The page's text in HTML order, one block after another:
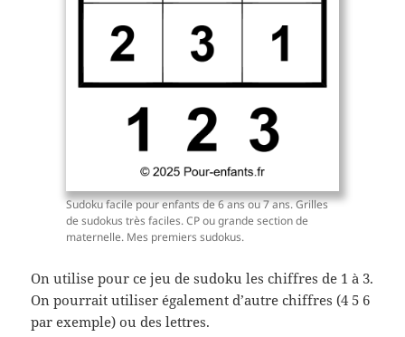
Sudoku facile pour enfants de 6 ans ou 7 ans. Grilles
de sudokus très faciles. CP ou grande section de
maternelle. Mes premiers sudokus.
On utilise pour ce jeu de sudoku les chiffres de 1 à 3.
On pourrait utiliser également d’autre chiffres (4 5 6
par exemple) ou des lettres.